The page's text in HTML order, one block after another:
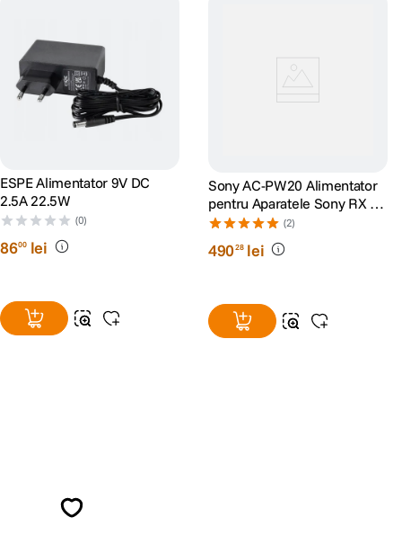
ESPE Alimentator 9V DC
2.5A 22.5W
(0)
8600 lei
Sony AC-PW20 Alimentator
pentru Aparatele Sony RX si
Alpha
(2)
49028 lei